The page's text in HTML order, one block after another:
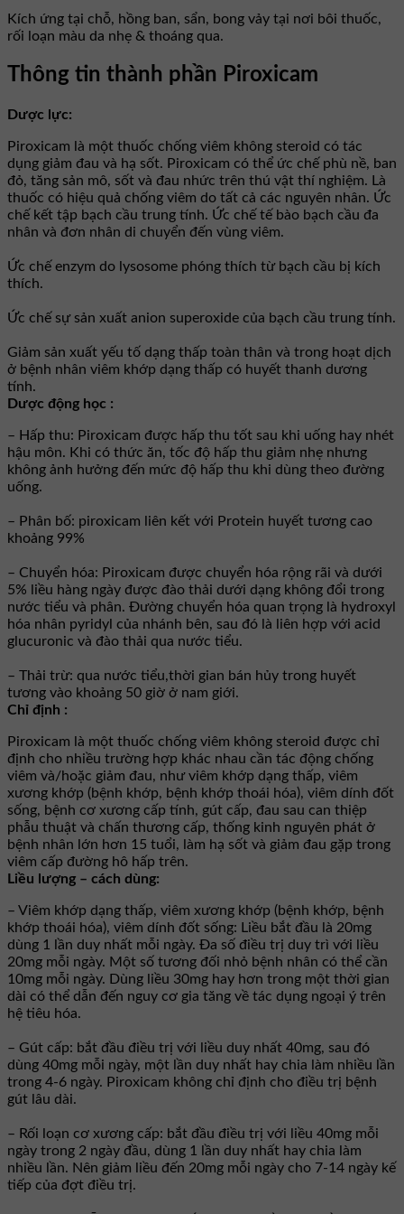
Kích ứng tại chỗ, hồng ban, sẩn, bong vảy tại nơi bôi thuốc,
rối loạn màu da nhẹ & thoáng qua.
Thông tin thành phần Piroxicam
Dược lực:
Piroxicam là một thuốc chống viêm không steroid có tác
dụng giảm đau và hạ sốt. Piroxicam có thể ức chế phù nề, ban
đỏ, tăng sản mô, sốt và đau nhức trên thú vật thí nghiệm. Là
thuốc có hiệu quả chống viêm do tất cả các nguyên nhân. Ức
chế kết tập bạch cầu trung tính. Ức chế tế bào bạch cầu đa
nhân và đơn nhân di chuyển đến vùng viêm.
Ức chế enzym do lysosome phóng thích từ bạch cầu bị kích
thích.
Ức chế sự sản xuất anion superoxide của bạch cầu trung tính.
Giảm sản xuất yếu tố dạng thấp toàn thân và trong hoạt dịch
ở bệnh nhân viêm khớp dạng thấp có huyết thanh dương
tính.
Dược động học :
– Hấp thu: Piroxicam được hấp thu tốt sau khi uống hay nhét
hậu môn. Khi có thức ăn, tốc độ hấp thu giảm nhẹ nhưng
không ảnh hưởng đến mức độ hấp thu khi dùng theo đường
uống.
– Phân bố: piroxicam liên kết với Protein huyết tương cao
khoảng 99%
– Chuyển hóa: Piroxicam được chuyển hóa rộng rãi và dưới
5% liều hàng ngày được đào thải dưới dạng không đổi trong
nước tiểu và phân. Ðường chuyển hóa quan trọng là hydroxyl
hóa nhân pyridyl của nhánh bên, sau đó là liên hợp với acid
glucuronic và đào thải qua nước tiểu.
– Thải trừ: qua nước tiểu,thời gian bán hủy trong huyết
tương vào khoảng 50 giờ ở nam giới.
Chỉ định :
Piroxicam là một thuốc chống viêm không steroid được chỉ
định cho nhiều trường hợp khác nhau cần tác động chống
viêm và/hoặc giảm đau, như viêm khớp dạng thấp, viêm
xương khớp (bệnh khớp, bệnh khớp thoái hóa), viêm dính đốt
sống, bệnh cơ xương cấp tính, gút cấp, đau sau can thiệp
phẫu thuật và chấn thương cấp, thống kinh nguyên phát ở
bệnh nhân lớn hơn 15 tuổi, làm hạ sốt và giảm đau gặp trong
viêm cấp đường hô hấp trên.
Liều lượng – cách dùng:
– Viêm khớp dạng thấp, viêm xương khớp (bệnh khớp, bệnh
khớp thoái hóa), viêm dính đốt sống: Liều bắt đầu là 20mg
dùng 1 lần duy nhất mỗi ngày. Ða số điều trị duy trì với liều
20mg mỗi ngày. Một số tương đối nhỏ bệnh nhân có thể cần
10mg mỗi ngày. Dùng liều 30mg hay hơn trong một thời gian
dài có thể dẫn đến nguy cơ gia tăng về tác dụng ngoại ý trên
hệ tiêu hóa.
– Gút cấp: bắt đầu điều trị với liều duy nhất 40mg, sau đó
dùng 40mg mỗi ngày, một lần duy nhất hay chia làm nhiều lần
trong 4-6 ngày. Piroxicam không chỉ định cho điều trị bệnh
gút lâu dài.
– Rối loạn cơ xương cấp: bắt đầu điều trị với liều 40mg mỗi
ngày trong 2 ngày đầu, dùng 1 lần duy nhất hay chia làm
nhiều lần. Nên giảm liều đến 20mg mỗi ngày cho 7-14 ngày kế
tiếp của đợt điều trị.